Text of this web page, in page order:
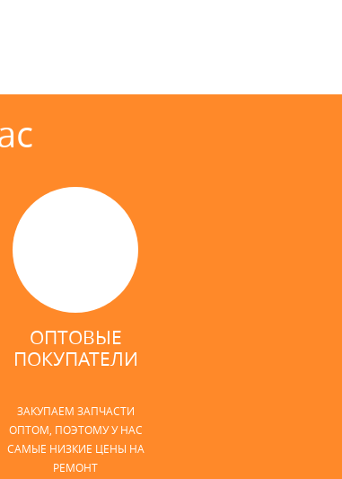
ОПТОВЫЕ
ПОКУПАТЕЛИ
ЗАКУПАЕМ ЗАПЧАСТИ
ОПТОМ, ПОЭТОМУ У НАС
САМЫЕ НИЗКИЕ ЦЕНЫ НА
РЕМОНТ